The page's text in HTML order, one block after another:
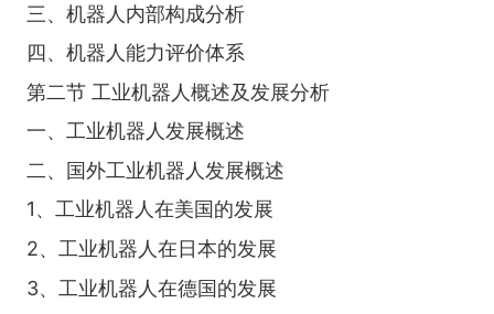
三、机器人内部构成分析
四、机器人能力评价体系
第二节 工业机器人概述及发展分析
一、工业机器人发展概述
二、国外工业机器人发展概述
1、工业机器人在美国的发展
2、工业机器人在日本的发展
3、工业机器人在德国的发展